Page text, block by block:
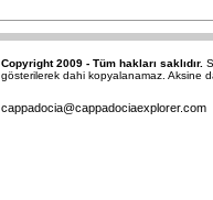
Copyright 2009 - Tüm hakları saklıdır.
gösterilerek dahi kopyalanamaz. Aksine
cappadocia@cappadociaexplorer.com